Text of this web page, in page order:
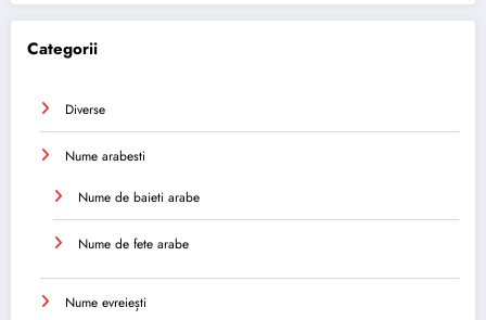
Categorii
Diverse
Nume arabesti
Nume de baieti arabe
Nume de fete arabe
Nume evreiești